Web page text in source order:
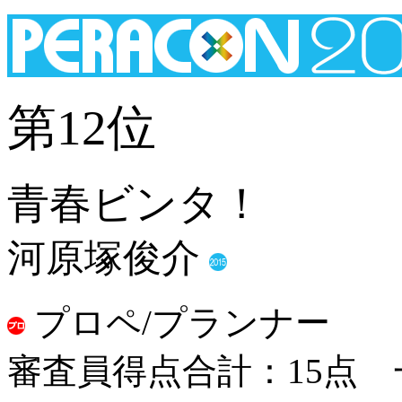
第12位
青春ビンタ！
河原塚俊介
プロペ/プランナー
審査員得点合計：15点